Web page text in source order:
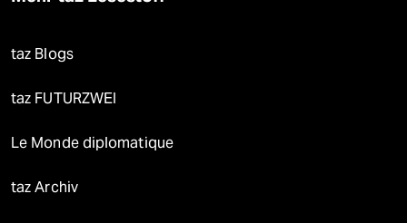
taz Blogs
taz FUTURZWEI
Le Monde diplomatique
taz Archiv